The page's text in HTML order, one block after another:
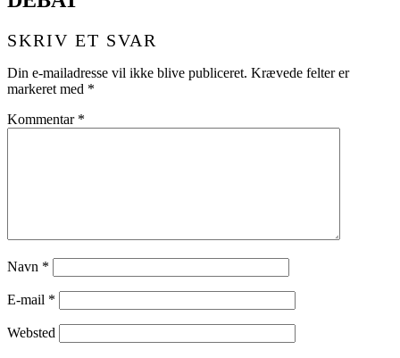
SKRIV ET SVAR
Din e-mailadresse vil ikke blive publiceret. Krævede felter er
markeret med *
Kommentar *
Navn *
E-mail *
Websted